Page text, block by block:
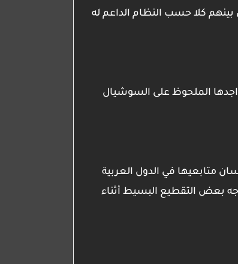
بينهم كلا حسب النظام الداعم له
الملحوظ على السوشيال
متابعيها في الدول العربية
بعض التقطيع البسيط أثناء